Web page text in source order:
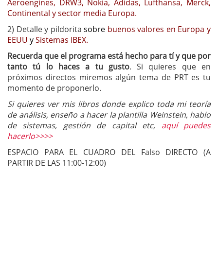
Aeroengines, DRW3, Nokia, Adidas, Lufthansa, Merck,
Continental y sector media Europa.
2) Detalle y pildoritasobre buenos valores en Europa y
EEUU ySistemas IBEX.
Recuerda que el programa está hecho para tí y que por
tanto tú lo haces a tu gusto. Si quieres que en
próximos directos miremos algún tema de PRT es tu
momento de proponerlo.
Si quieres ver mis libros donde explico toda mi teoría
de análisis, enseño a hacer la plantilla Weinstein, hablo
de sistemas, gestión de capital etc, aquí puedes
hacerlo>>>>
ESPACIO PARA EL CUADRO DEL Falso DIRECTO (A
PARTIR DE LAS 11:00-12:00)